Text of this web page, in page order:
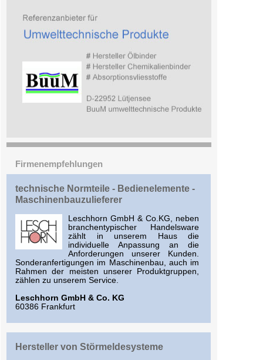
Firmenempfehlungen
technische Normteile - Bedienelemente -
Maschinenbauzulieferer
Leschhorn GmbH & Co.KG, neben
branchentypischer Handelsware
zählt in unserem Haus die
individuelle Anpassung an die
Anforderungen unserer Kunden.
Sonderanfertigungen im Maschinenbau, auch im
Rahmen der meisten unserer Produktgruppen,
zählen zu unserem Service.
Leschhorn GmbH & Co. KG
60386 Frankfurt
Hersteller von Störmeldesysteme